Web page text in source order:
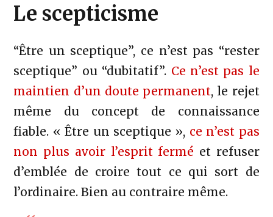
Le scepticisme
“Être un sceptique”, ce n’est pas “rester
sceptique” ou “dubitatif”. Ce n’est pas le
maintien d’un doute permanent, le rejet
même du concept de connaissance
fiable. « Être un sceptique », ce n’est pas
non plus avoir l’esprit fermé et refuser
d’emblée de croire tout ce qui sort de
l’ordinaire. Bien au contraire même.